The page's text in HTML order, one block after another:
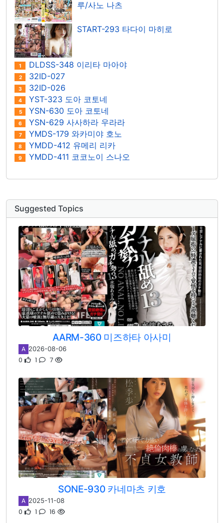
루/사노 나츠
START-293 타다이 마히로
1 DLDSS-348 이리타 마아야
2 32ID-027
3 32ID-026
4 YST-323 도아 코토네
5 YSN-630 도아 코토네
6 YSN-629 사사하라 우라라
7 YMDS-179 와카미야 호노
8 YMDD-412 유메리 리카
9 YMDD-411 코코노이 스나오
Suggested Topics
AARM-360 미즈하타 아사미
A 2026-08-06
0 1 7
SONE-930 카네마츠 키호
A 2025-11-08
0 1 16